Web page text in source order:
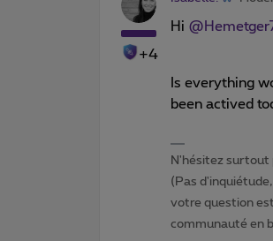
+4
Hi
Is everything
been actived
N'hésitez surtout
(Pas
votre question est
communauté en